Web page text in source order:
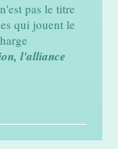
pas le titre
qui jouent le
l'alliance